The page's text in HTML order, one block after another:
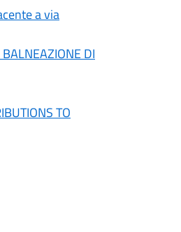
a via
DI
TO